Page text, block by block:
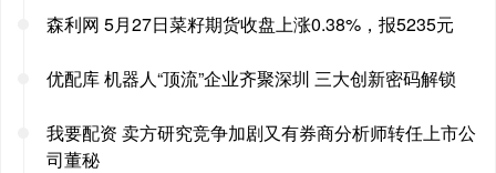
森利网 5月27日菜籽期货收盘上涨0.38%，报5235元
优配库 机器人“顶流”企业齐聚深圳 三大创新密码解锁
我要配资 卖方研究竞争加剧又有券商分析师转任上市公
司董秘